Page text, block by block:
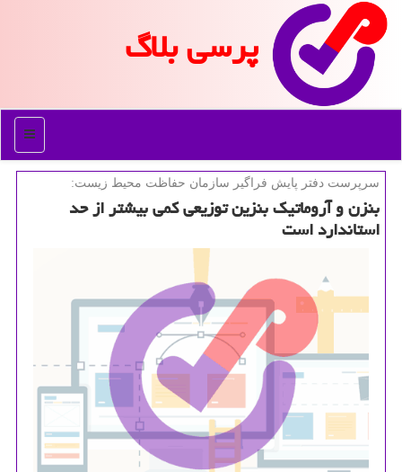
پرسی بلاگ
منو
سرپرست دفتر پایش فراگیر سازمان حفاظت محیط زیست:
بنزن و آروماتیك بنزین توزیعی كمی بیشتر از حد
استاندارد است